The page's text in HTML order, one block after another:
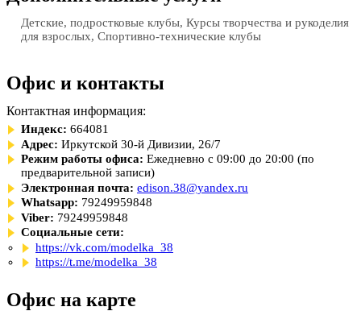
Детские, подростковые клубы, Курсы творчества и рукоделия
для взрослых, Спортивно-технические клубы
Офис и контакты
Контактная информация:
Индекс: 664081
Адрес: Иркутской 30-й Дивизии, 26/7
Режим работы офиса: Ежедневно с 09:00 до 20:00 (по
предварительной записи)
Электронная почта: edison.38@yandex.ru
Whatsapp: 79249959848
Viber: 79249959848
Социальные сети:
https://vk.com/modelka_38
https://t.me/modelka_38
Офис на карте